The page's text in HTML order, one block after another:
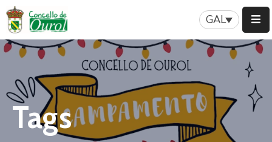
GAL
Inicio
Concello
Servizos
Patrimonio
Tags